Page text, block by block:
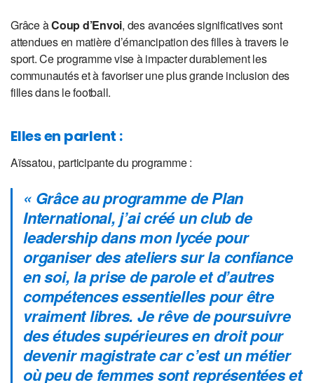
Grâce àCoup d’Envoi, des avancées significatives sont
attendues en matière d’émancipation des filles à travers le
sport. Ce programme vise à impacter durablement les
communautés et à favoriser une plus grande inclusion des
filles dans le football.
Elles en parlent :
Aïssatou, participante du programme :
«Grâce au programme de Plan
International, j’ai créé un club de
leadership dans mon lycée pour
organiser des ateliers sur la confiance
en soi, la prise de parole et d’autres
compétences essentielles pour être
vraiment libres. Je rêve de poursuivre
des études supérieures en droit pour
devenir magistrate car c’est un métier
où peu de femmes sont représentées et